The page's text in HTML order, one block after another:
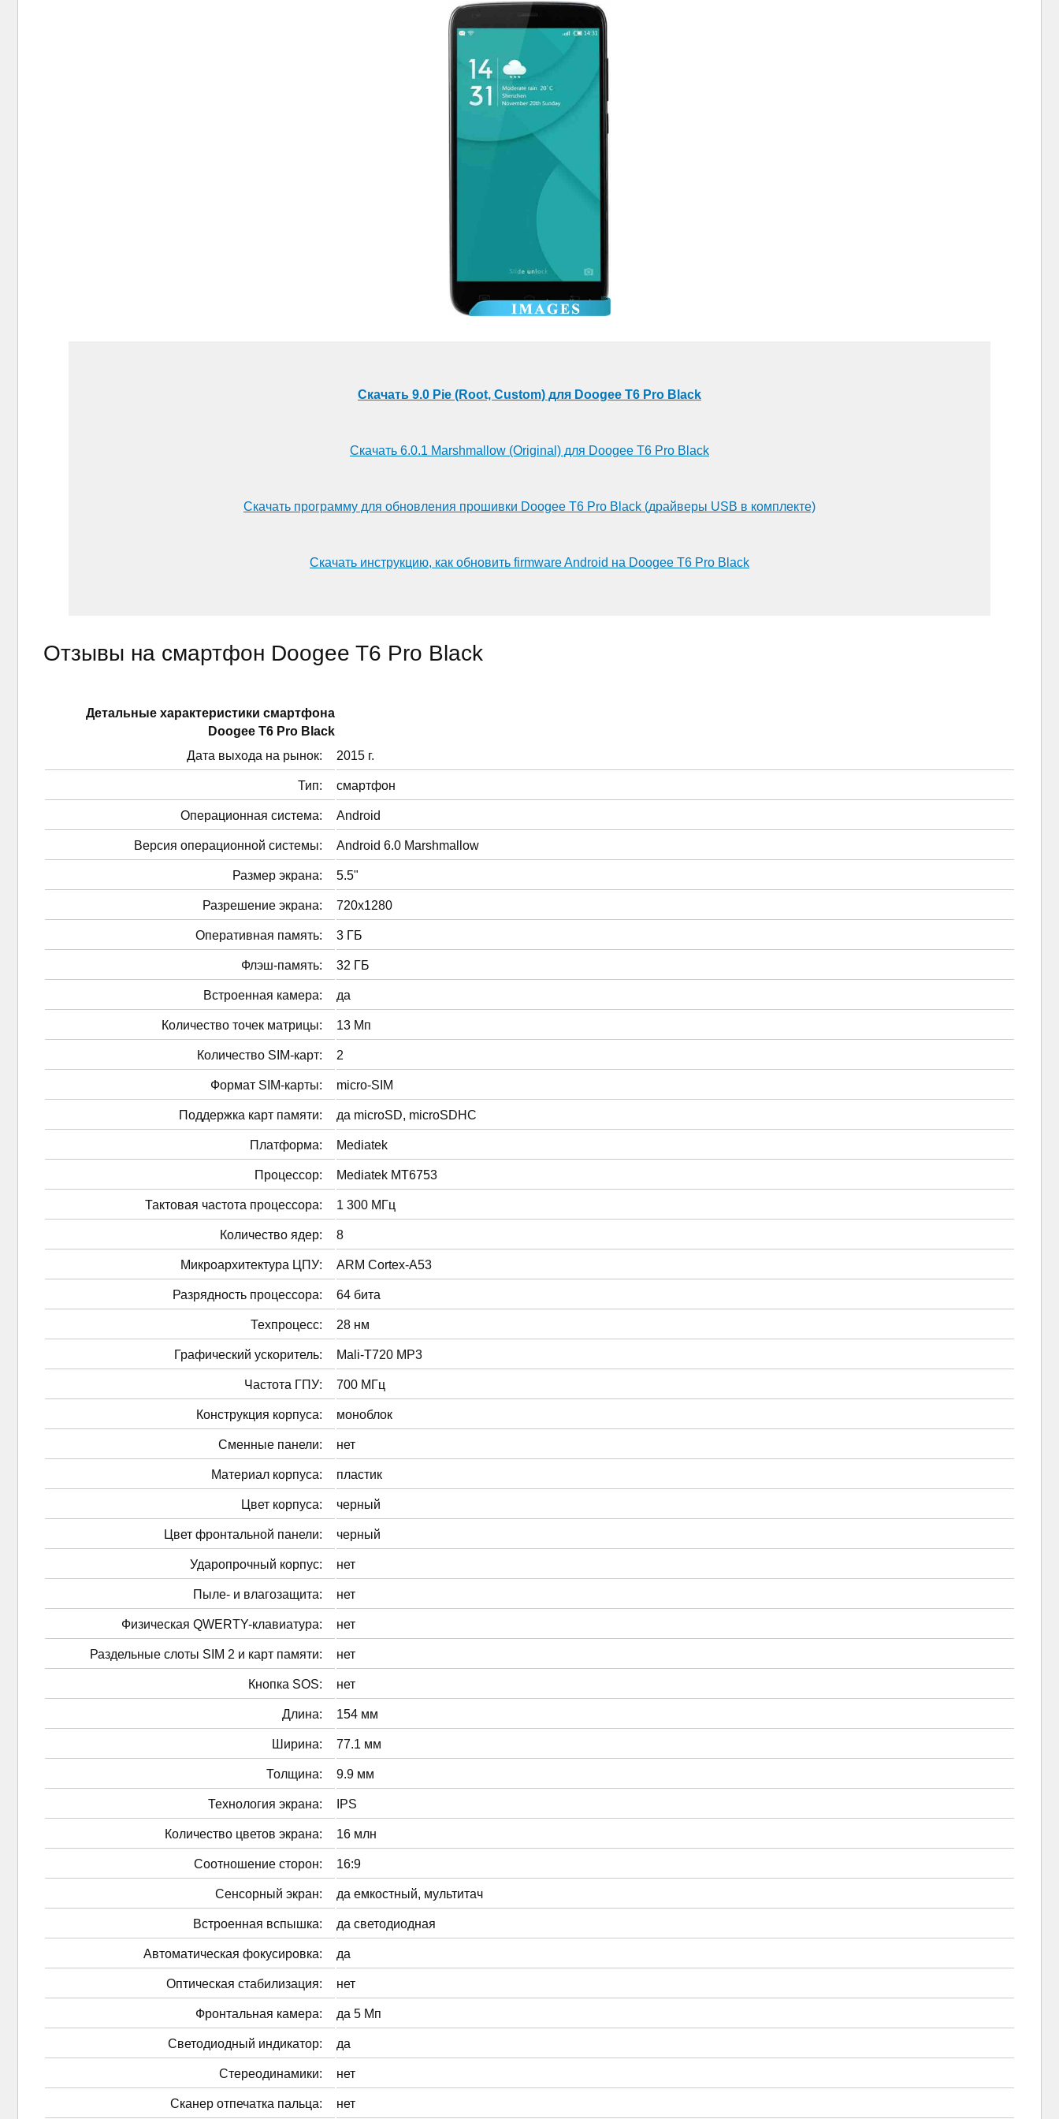
Скачать 9.0 Pie (Root, Custom) для Doogee T6 Pro Black
Скачать 6.0.1 Marshmallow (Original) для Doogee T6 Pro Black
Скачать программу для обновления прошивки Doogee T6 Pro Black (драйверы USB в комплекте)
Скачать инструкцию, как обновить firmware Android на Doogee T6 Pro Black
Отзывы на смартфон Doogee T6 Pro Black
Детальные характеристики смартфонa
Doogee T6 Pro Black
Дата выхода на рынок:
2015 г.
Тип: смартфон
Операционная система: Android
Версия операционной системы: Android 6.0 Marshmallow
Размер экрана: 5.5"
Разрешение экрана: 720x1280
Оперативная память: 3 ГБ
Флэш-память: 32 ГБ
Встроенная камера: да
Количество точек матрицы: 13 Мп
Количество SIM-карт: 2
Формат SIM-карты: micro-SIM
Поддержка карт памяти: да microSD, microSDHC
Платформа: Mediatek
Процессор: Mediatek MT6753
Тактовая частота процессора: 1 300 МГц
Количество ядер: 8
Микроархитектура ЦПУ: ARM Cortex-A53
Разрядность процессора: 64 бита
Техпроцесс: 28 нм
Графический ускоритель: Mali-T720 MP3
Частота ГПУ: 700 МГц
Конструкция корпуса: моноблок
Сменные панели: нет
Материал корпуса: пластик
Цвет корпуса: черный
Цвет фронтальной панели: черный
Ударопрочный корпус: нет
Пыле- и влагозащита: нет
Физическая QWERTY-клавиатура: нет
Раздельные слоты SIM 2 и карт памяти: нет
Кнопка SOS: нет
Длина: 154 мм
Ширина: 77.1 мм
Толщина: 9.9 мм
Технология экрана: IPS
Количество цветов экрана: 16 млн
Соотношение сторон: 16:9
Сенсорный экран: да емкостный, мультитач
Встроенная вспышка: да светодиодная
Автоматическая фокусировка: да
Оптическая стабилизация: нет
Фронтальная камера: да 5 Мп
Светодиодный индикатор: да
Стереодинамики: нет
Сканер отпечатка пальца: нет